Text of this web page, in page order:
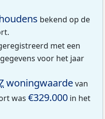
bekend op de
met een
voor het jaar
woningwaardevan
was €329.000 in het